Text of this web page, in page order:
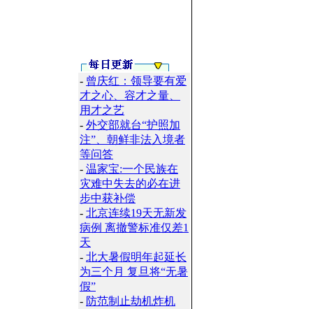
- 曾庆红：领导要有爱
才之心、容才之量、
用才之艺
- 外交部就台“护照加
注”、朝鲜非法入境者
等问答
- 温家宝:一个民族在
灾难中失去的必在进
步中获补偿
- 北京连续19天无新发
病例 离撤警标准仅差1
天
- 北大暑假明年起延长
为三个月 复旦将“无暑
假”
- 防范制止劫机炸机